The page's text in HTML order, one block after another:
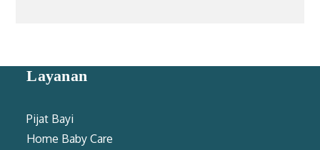
Layanan
Pijat Bayi
Home Baby Care